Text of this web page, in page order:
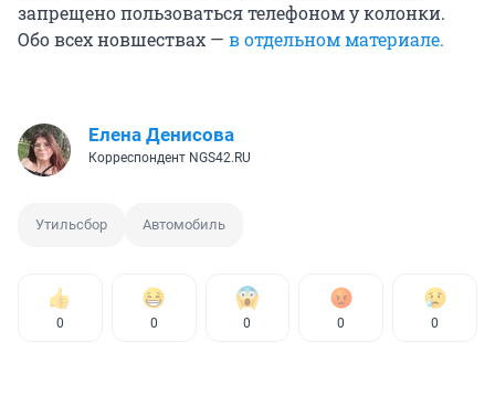
запрещено пользоваться телефоном у колонки.
Обо всех новшествах — в отдельном материале.
Елена Денисова
Корреспондент NGS42.RU
Утильсбор Автомобиль
0 0 0 0 0